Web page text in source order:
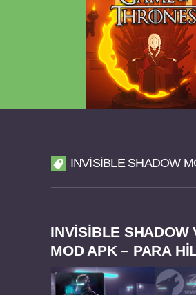
Dream Road Multiplayer
APK
Felix the Reaper v1.25
INVISIBLE SHADOW
INVISIBLE SHADOW
MOD APK – PARA